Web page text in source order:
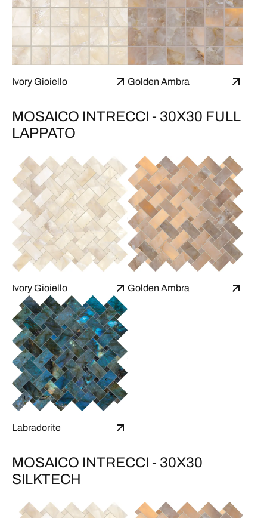
Ivory Gioiello Golden Ambra
MOSAICO INTRECCI - 30X30 FULL
LAPPATO
Ivory Gioiello Golden Ambra
Labradorite
MOSAICO INTRECCI - 30X30
SILKTECH